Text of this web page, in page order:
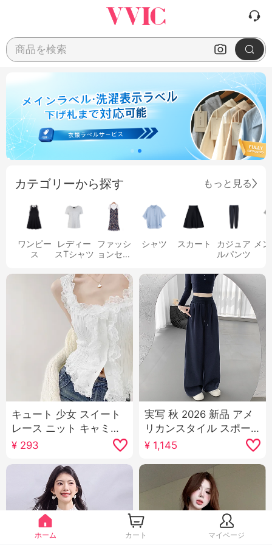
商品を検索
カテゴリーから探す もっと見る
ワンピー
ス
レディー
スTシャツ
ファッシ
ョンセッ
シャツ スカート
カジュア
ルパンツ
メ
キュート 少女 スイート
レース ニット キャミソ
ール女性 春 スリムフィ
スリム効果 内 かける 外
出用 ショート丈 トップ
¥ 293
実写 秋 2026 新品 アメ
リカンスタイル スポー
ツパンツ 女性 ローウエ
スト ルーズフィット ル
ーズ ワイド 脚 カジュア
ル ガード ズボン ワイド
パンツ サブ
¥ 1,145
ホーム カート マイページ